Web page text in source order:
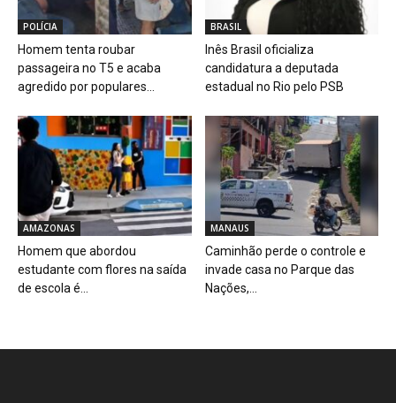
POLÍCIA
Homem tenta roubar
passageira no T5 e acaba
agredido por populares...
BRASIL
Inês Brasil oficializa
candidatura a deputada
estadual no Rio pelo PSB
AMAZONAS
Homem que abordou
estudante com flores na saída
de escola é...
MANAUS
Caminhão perde o controle e
invade casa no Parque das
Nações,...